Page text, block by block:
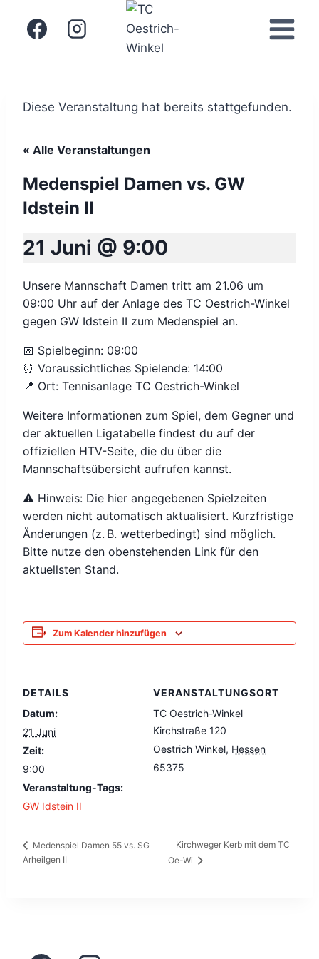
Inhalt
Diese Veranstaltung hat bereits stattgefunden.
« Alle Veranstaltungen
Medenspiel Damen vs. GW
Idstein II
21 Juni @ 9:00
Unsere Mannschaft Damen tritt am 21.06 um
09:00 Uhr auf der Anlage des TC Oestrich-Winkel
gegen GW Idstein II zum Medenspiel an.
📅 Spielbeginn: 09:00
⏰ Voraussichtliches Spielende: 14:00
📍 Ort: Tennisanlage TC Oestrich-Winkel
Weitere Informationen zum Spiel, dem Gegner und
der aktuellen Ligatabelle findest du auf der
offiziellen HTV-Seite, die du über die
Mannschaftsübersicht aufrufen kannst.
⚠️ Hinweis: Die hier angegebenen Spielzeiten
werden nicht automatisch aktualisiert. Kurzfristige
Änderungen (z. B. wetterbedingt) sind möglich.
Bitte nutze den obenstehenden Link für den
aktuellsten Stand.
Zum Kalender hinzufügen
DETAILS
Datum:
21 Juni
Zeit:
9:00
Veranstaltung-Tags:
GW Idstein II
VERANSTALTUNGSORT
TC Oestrich-Winkel
Kirchstraße 120
Oestrich Winkel, Hessen
65375
Medenspiel Damen 55 vs. SG
Arheilgen II
Kirchweger Kerb mit dem TC
Oe-Wi